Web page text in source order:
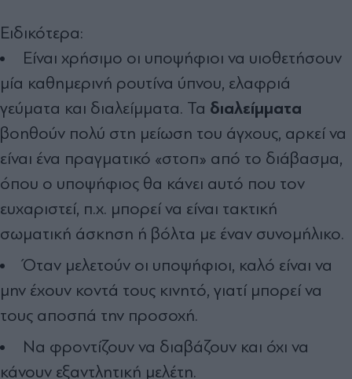
Ειδικότερα:
Είναι χρήσιμο οι υποψήφιοι να υιοθετήσουν
μία καθημερινή ρουτίνα ύπνου, ελαφριά
γεύματα και διαλείμματα. Τα διαλείμματα
βοηθούν πολύ στη μείωση του άγχους, αρκεί να
είναι ένα πραγματικό «στοπ» από το διάβασμα,
όπου ο υποψήφιος θα κάνει αυτό που τον
ευχαριστεί, π.χ. μπορεί να είναι τακτική
σωματική άσκηση ή βόλτα με έναν συνομήλικο.
Όταν μελετούν οι υποψήφιοι, καλό είναι να
μην έχουν κοντά τους κινητό, γιατί μπορεί να
τους αποσπά την προσοχή.
Να φροντίζουν να διαβάζουν και όχι να
κάνουν εξαντλητική μελέτη.